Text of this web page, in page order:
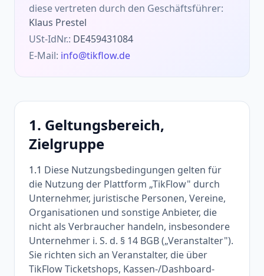
diese vertreten durch den Geschäftsführer:
Klaus Prestel
USt-IdNr.: DE459431084
E-Mail: info@tikflow.de
1. Geltungsbereich,
Zielgruppe
1.1 Diese Nutzungsbedingungen gelten für
die Nutzung der Plattform „TikFlow" durch
Unternehmer, juristische Personen, Vereine,
Organisationen und sonstige Anbieter, die
nicht als Verbraucher handeln, insbesondere
Unternehmer i. S. d. § 14 BGB („Veranstalter").
Sie richten sich an Veranstalter, die über
TikFlow Ticketshops, Kassen-/Dashboard-